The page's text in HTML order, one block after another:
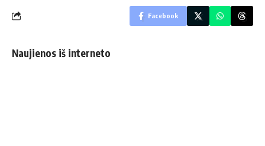
Facebook
Naujienos iš interneto